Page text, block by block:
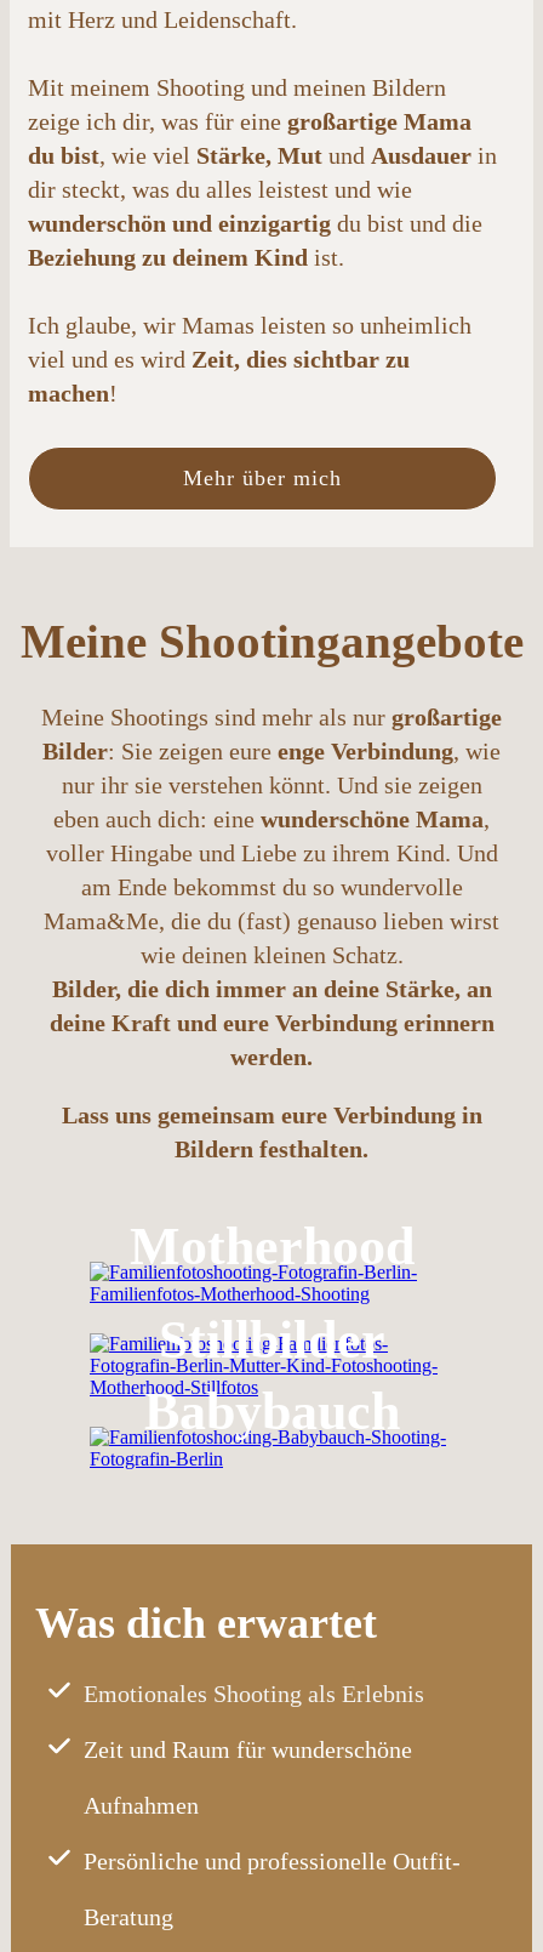
mit Herz und Leidenschaft.
Mit meinem Shooting und meinen Bildern
zeige ich dir, was für eine großartige Mama
du bist, wie viel Stärke, Mut und Ausdauer in
dir steckt, was du alles leistest und wie
wunderschön und einzigartig du bist und die
Beziehung zu deinem Kind ist.
Ich glaube, wir Mamas leisten so unheimlich
viel und es wird Zeit, dies sichtbar zu
machen!
Mehr über mich
Meine Shootingangebote
Meine Shootings sind mehr als nur großartige
Bilder: Sie zeigen eure enge Verbindung, wie
nur ihr sie verstehen könnt. Und sie zeigen
eben auch dich: eine wunderschöne Mama,
voller Hingabe und Liebe zu ihrem Kind. Und
am Ende bekommst du so wundervolle
Mama&Me, die du (fast) genauso lieben wirst
wie deinen kleinen Schatz.
Bilder, die dich immer an deine Stärke, an
deine Kraft und eure Verbindung erinnern
werden.
Lass uns gemeinsam eure Verbindung in
Bildern festhalten.
Motherhood
Stillbilder
Babybauch
Was dich erwartet
Emotionales Shooting als Erlebnis
Zeit und Raum für wunderschöne
Aufnahmen
Persönliche und professionelle Outfit-
Beratung